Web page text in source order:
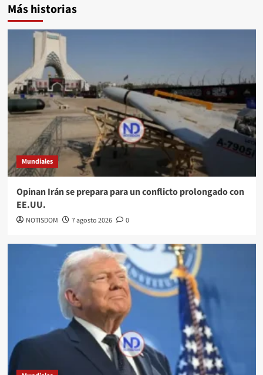
Más historias
Mundiales
Opinan Irán se prepara para un conflicto prolongado con
EE.UU.
NOTISDOM 7 agosto 2026 0